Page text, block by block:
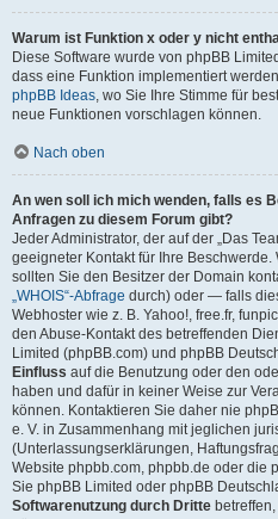
Warum ist Funktion x oder y nicht
Diese Software wurde von phpBB
dass eine Funktion implementiert
phpBB Ideas, wo Sie Ihre Stimme für
neue Funktionen vorschlagen können.
Nach oben
An wen soll ich mich wenden, falls es
Anfragen zu diesem Forum gibt?
Jeder Administrator, der auf der „Das
geeigneter Kontakt für Ihre
sollten Sie den Besitzer der Domain
„WHOIS“-Abfrage durch) oder — falls
Webhoster wie z. B. Yahoo!, free.fr,
den Abuse-Kontakt des betreffenden
Limited (phpBB.com) und phpBB
Einfluss auf die Benutzung oder den
haben und dafür in keiner Weise zur
können. Kontaktieren Sie daher nie
e. V. in Zusammenhang mit jeglichen
(Unterlassungserklärungen,
Website phpbb.com, phpbb.de oder die
Sie phpBB Limited oder phpBB
Softwarenutzung durch Dritte